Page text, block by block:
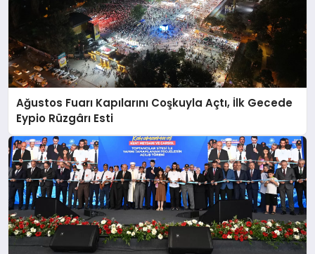
Ağustos Fuarı Kapılarını Coşkuyla Açtı, İlk Gecede
Eypio Rüzgârı Esti